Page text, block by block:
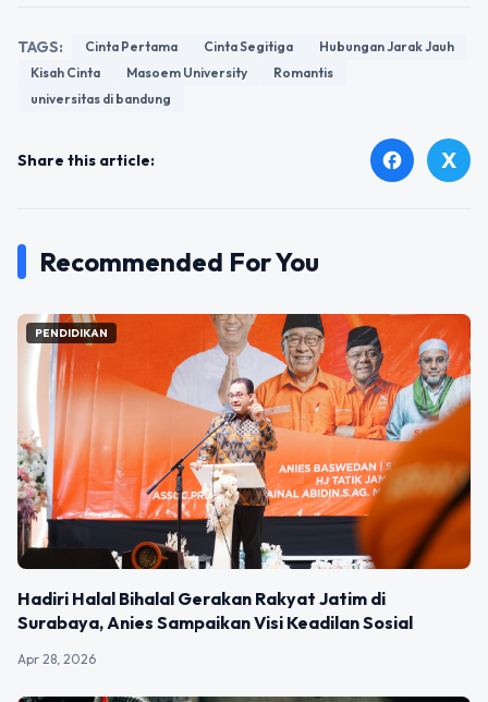
TAGS: Cinta Pertama Cinta Segitiga
Hubungan Jarak Jauh
Kisah Cinta
Masoem University
Romantis
universitas di bandung
Share this article: facebook X
Recommended For You
PENDIDIKAN
Hadiri Halal Bihalal Gerakan Rakyat Jatim di
Surabaya, Anies Sampaikan Visi Keadilan Sosial
Apr 28, 2026